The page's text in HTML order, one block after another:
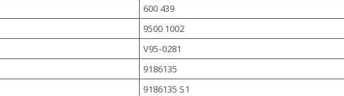
600 439
9500 1002
V95-0281
9186135
9186135 S1